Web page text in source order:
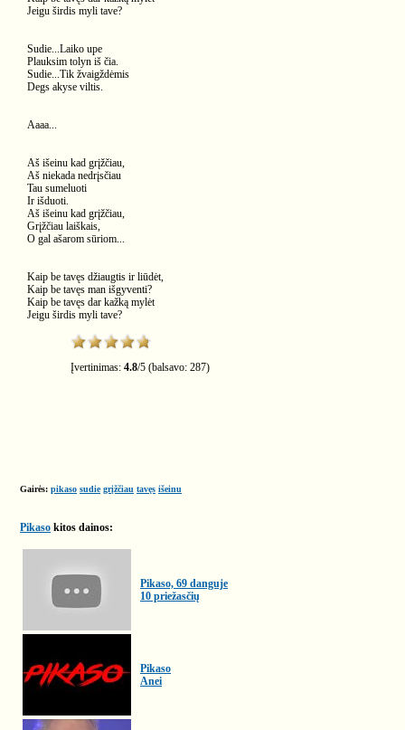
Jeigu širdis myli tave?
Sudie...Laiko upe
Plauksim tolyn iš čia.
Sudie...Tik žvaigždėmis
Degs akyse viltis.
Aaaa...
Aš išeinu kad grįžčiau,
Aš niekada nedrįsčiau
Tau sumeluoti
Ir išduoti.
Aš išeinu kad grįžčiau,
Grįžčiau laiškais,
O gal ašarom sūriom...
Kaip be tavęs džiaugtis ir liūdėt,
Kaip be tavęs man išgyventi?
Kaip be tavęs dar kažką mylėt
Jeigu širdis myli tave?
Įvertinimas: 4.8/5 (balsavo: 287)
Gairės: pikaso sudie grįžčiau tavęs išeinu
Pikaso kitos dainos:
Pikaso, 69 danguje
10 priežasčių
Pikaso
Anei